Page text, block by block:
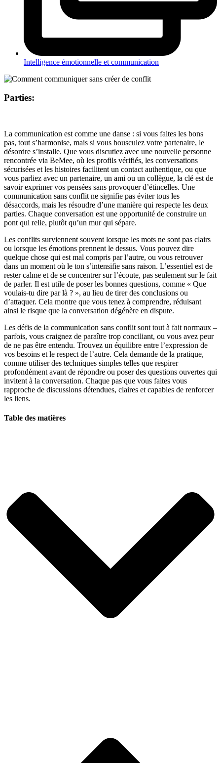
Intelligence émotionnelle et communication
Parties:
La communication est comme une danse : si vous faites les bons
pas, tout s’harmonise, mais si vous bousculez votre partenaire, le
désordre s’installe. Que vous discutiez avec une nouvelle personne
rencontrée via BeMee, où les profils vérifiés, les conversations
sécurisées et les histoires facilitent un contact authentique, ou que
vous parliez avec un partenaire, un ami ou un collègue, la clé est de
savoir exprimer vos pensées sans provoquer d’étincelles. Une
communication sans conflit ne signifie pas éviter tous les
désaccords, mais les résoudre d’une manière qui respecte les deux
parties. Chaque conversation est une opportunité de construire un
pont qui relie, plutôt qu’un mur qui sépare.
Les conflits surviennent souvent lorsque les mots ne sont pas clairs
ou lorsque les émotions prennent le dessus. Vous pouvez dire
quelque chose qui est mal compris par l’autre, ou vous retrouver
dans un moment où le ton s’intensifie sans raison. L’essentiel est de
rester calme et de se concentrer sur l’écoute, pas seulement sur le fait
de parler. Il est utile de poser les bonnes questions, comme « Que
voulais-tu dire par là ? », au lieu de tirer des conclusions ou
d’attaquer. Cela montre que vous tenez à comprendre, réduisant
ainsi le risque que la conversation dégénère en dispute.
Les défis de la communication sans conflit sont tout à fait normaux –
parfois, vous craignez de paraître trop conciliant, ou vous avez peur
de ne pas être entendu. Trouvez un équilibre entre l’expression de
vos besoins et le respect de l’autre. Cela demande de la pratique,
comme utiliser des techniques simples telles que respirer
profondément avant de répondre ou poser des questions ouvertes qui
invitent à la conversation. Chaque pas que vous faites vous
rapproche de discussions détendues, claires et capables de renforcer
les liens.
Table des matières